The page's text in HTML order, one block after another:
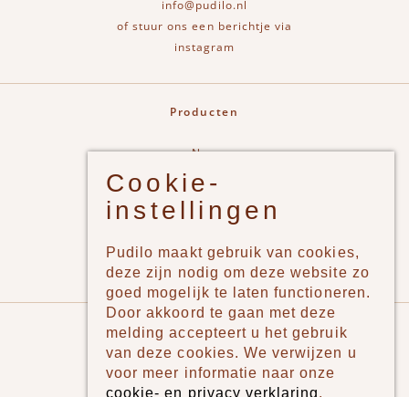
info@pudilo.nl
of stuur ons een berichtje via
instagram
Producten
New
Jongens
Meisjes
Merken
Pudilo
Over ons
Cookie-
instellingen
Pudilo maakt gebruik van cookies,
deze zijn nodig om deze website zo
goed mogelijk te laten functioneren.
Door akkoord te gaan met deze
melding accepteert u het gebruik
van deze cookies. We verwijzen u
voor meer informatie naar onze
cookie- en privacy verklaring.